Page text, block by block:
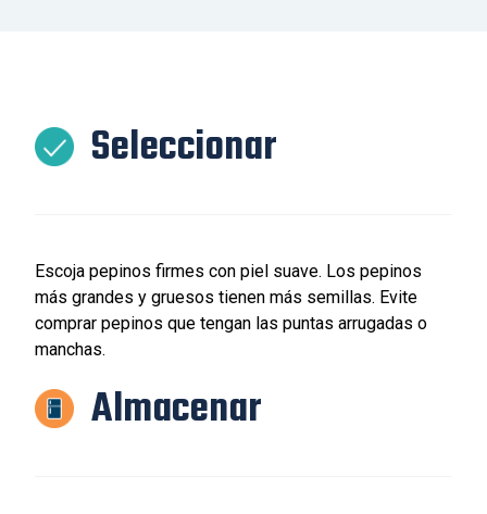
Seleccionar
Escoja pepinos firmes con piel suave. Los pepinos
más grandes y gruesos tienen más semillas. Evite
comprar pepinos que tengan las puntas arrugadas o
manchas.
Almacenar